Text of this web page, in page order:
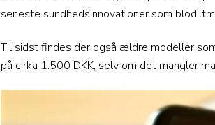
seneste sundhedsinnovationer som
Til sidst findes der også ældre modeller
på cirka 1.500 DKK, selv om det mangler